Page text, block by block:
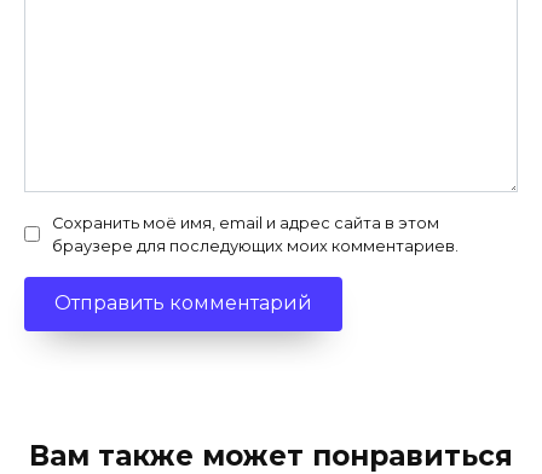
Сохранить моё имя, email и адрес сайта в этом
браузере для последующих моих комментариев.
Вам также может понравиться